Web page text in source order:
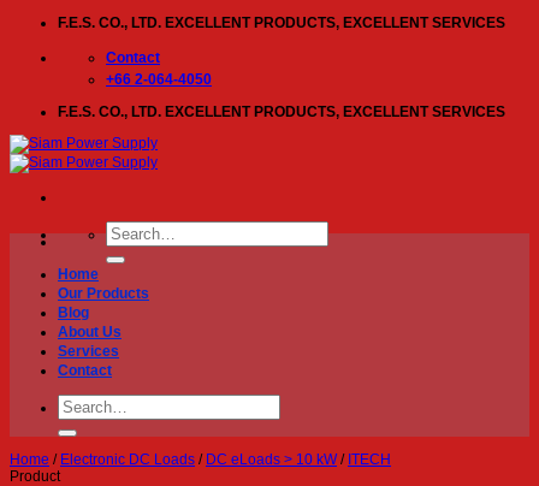
content
F.E.S. CO., LTD. EXCELLENT PRODUCTS, EXCELLENT SERVICES
Contact
+66 2-064-4050
F.E.S. CO., LTD. EXCELLENT PRODUCTS, EXCELLENT SERVICES
Search
for:
Home
Our Products
Blog
About Us
Services
Contact
Search
for:
Home / Electronic DC Loads / DC eLoads > 10 kW / ITECH
Product